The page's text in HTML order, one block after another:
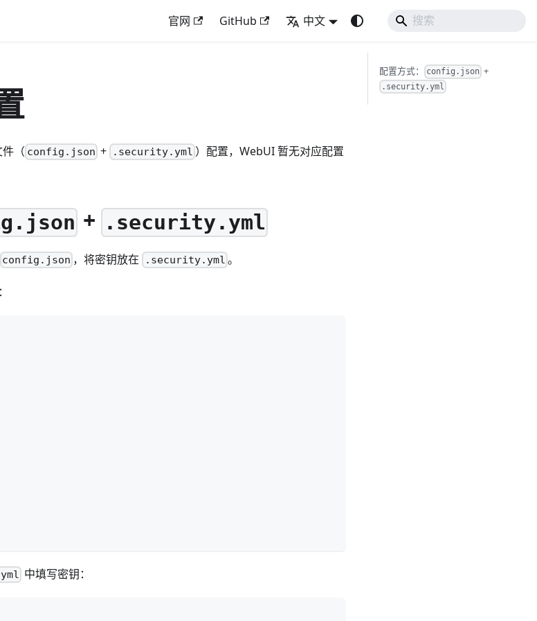
官网 GitHub 中文
（ config.json + .security.yml ）配置，WebUI 暂无对应配置
+ .security.yml
config.json ，将密钥放在 .security.yml 。
：
中填写密钥：
配置方式： config.json +
.security.yml